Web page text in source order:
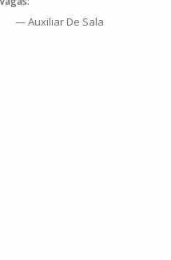
— Auxiliar De Sala